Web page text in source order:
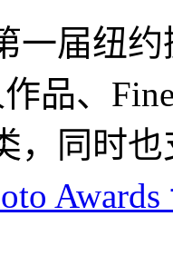
一届纽
品、
，同时